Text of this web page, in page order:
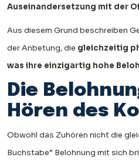
Auseinandersetzung mit der
Aus diesem Grund beschreiben
der Anbetung, die gleichzeitig
was ihre einzigartig hohe
Die
Hören des
Obwohl das Zuhören nicht die
Buchstabe” Belohnung mit sich